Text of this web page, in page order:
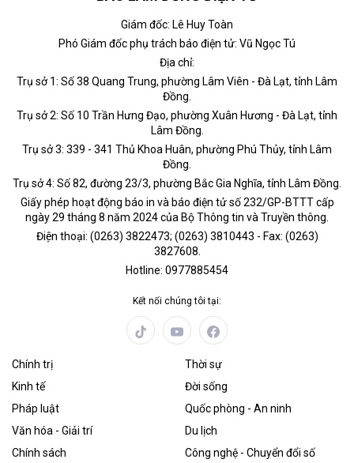
Giám đốc: Lê Huy Toàn
Phó Giám đốc phụ trách báo điện tử: Vũ Ngọc Tú
Địa chỉ:
Trụ sở 1: Số 38 Quang Trung, phường Lâm Viên - Đà Lạt, tỉnh Lâm
Đồng.
Trụ sở 2: Số 10 Trần Hưng Đạo, phường Xuân Hương - Đà Lạt, tỉnh
Lâm Đồng.
Trụ sở 3: 339 - 341 Thủ Khoa Huân, phường Phú Thủy, tỉnh Lâm
Đồng.
Trụ sở 4: Số 82, đường 23/3, phường Bắc Gia Nghĩa, tỉnh Lâm Đồng.
Giấy phép hoạt động báo in và báo điện tử số 232/GP-BTTT cấp
ngày 29 tháng 8 năm 2024 của Bộ Thông tin và Truyền thông.
Điện thoại: (0263) 3822473; (0263) 3810443 - Fax: (0263)
3827608.
Hotline: 0977885454
Kết nối chúng tôi tại:
Chính trị
Thời sự
Kinh tế
Đời sống
Pháp luật
Quốc phòng - An ninh
Văn hóa - Giải trí
Du lịch
Chính sách
Công nghệ - Chuyển đổi số